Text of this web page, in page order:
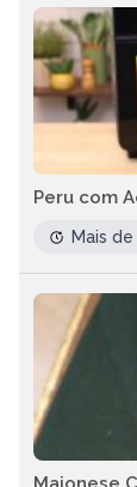
Peru com
Mais